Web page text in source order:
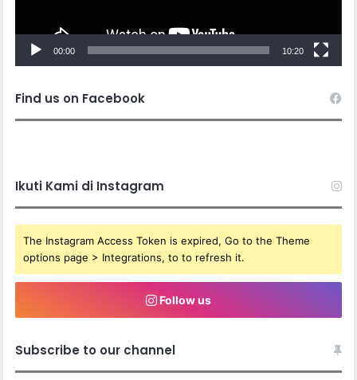
00:00 10:20
Find us on Facebook
Ikuti Kami di Instagram
The Instagram Access Token is expired, Go to the Theme
options page > Integrations, to to refresh it.
Follow us
Subscribe to our channel